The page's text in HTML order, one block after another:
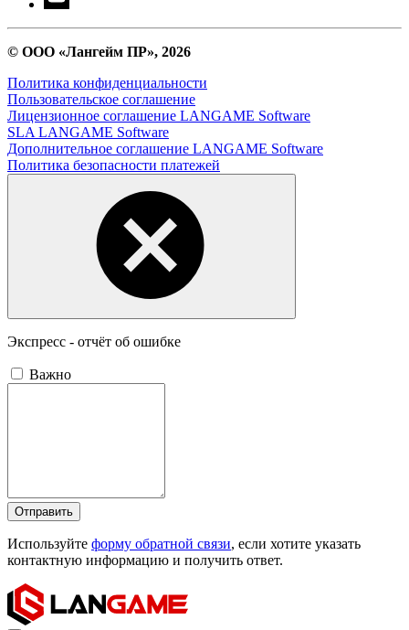
© ООО «Лангейм ПР», 2026
Политика конфиденциальности
Пользовательское соглашение
Лицензионное соглашение LANGAME Software
SLA LANGAME Software
Дополнительное соглашение LANGAME Software
Политика безопасности платежей
Экспресс - отчёт об ошибке
Важно
Отправить
Используйте форму обратной связи, если хотите указать
контактную информацию и получить ответ.